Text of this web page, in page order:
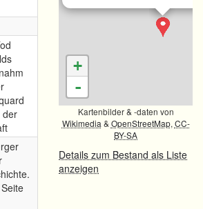
der
+
-
Kartenbilder & -daten von
Wikimedia & OpenStreetMap, CC-
BY-SA
Details zum Bestand als Liste
anzeigen